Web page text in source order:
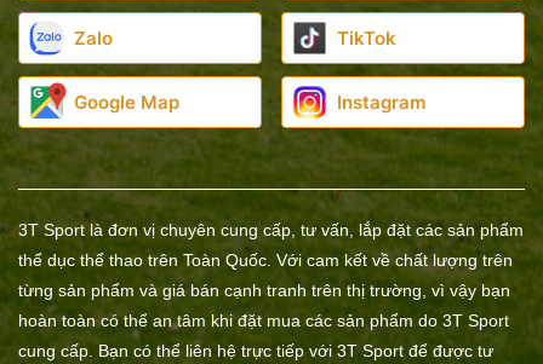
Zalo TikTok
Google Map Instagram
3T Sport là đơn vị chuyên cung cấp, tư vấn, lắp đặt các sản phẩm
thể dục thể thao trên Toàn Quốc. Với cam kết về chất lượng trên
từng sản phẩm và giá bán cạnh tranh trên thị trường, vì vậy bạn
hoàn toàn có thể an tâm khi đặt mua các sản phẩm do 3T Sport
cung cấp. Bạn có thể liên hệ trực tiếp với 3T Sport để được tư